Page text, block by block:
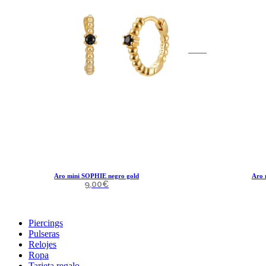
Aro mini SOPHIE negro gold
9,00€
Aro
Piercings
Pulseras
Relojes
Ropa